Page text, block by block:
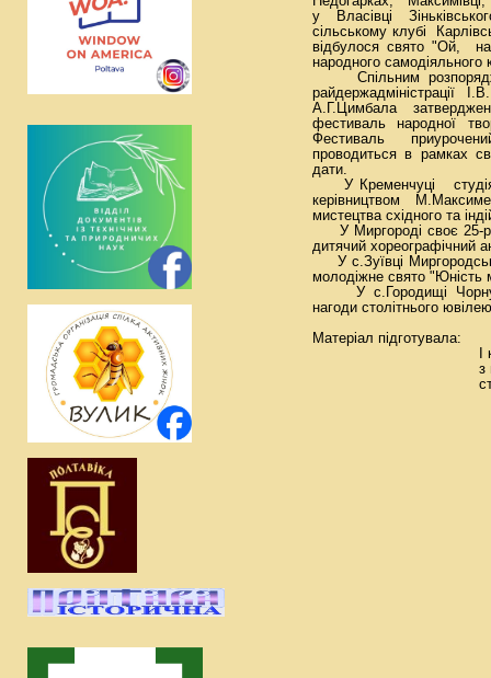
у Власівці
сільському клубі
відбулося свято "Ой,
народного
Спільним
райдержадміністрації
А.Г.Цимбала
фестиваль народної
Фестиваль
проводиться в рамках
дати.
У Кременчуці
керівництвом
мистецтва східного та
У Миргороді своє 25-
дитячий хореографічний
У с.Зуївці
молодіжне свято "Юність
У с.Городищі
нагоди столітнього
Матеріал
І кат.
з питань